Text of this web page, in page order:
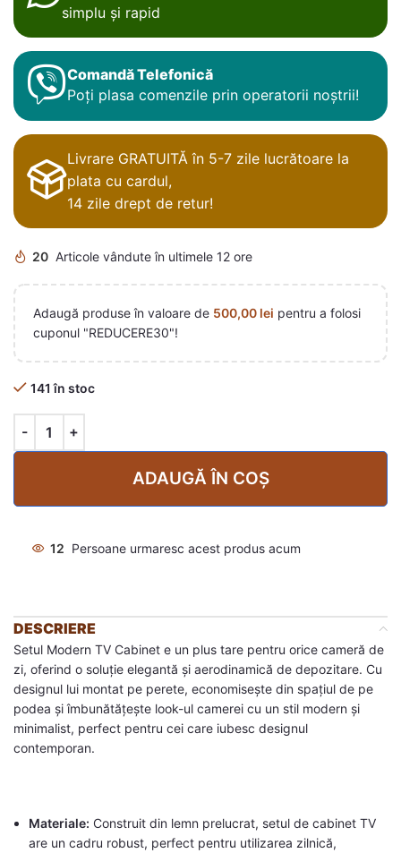
simplu și rapid
Comandă Telefonică
Poți plasa comenzile prin operatorii noștrii!
Livrare GRATUITĂ în 5-7 zile lucrătoare la
plata cu cardul,
14 zile drept de retur!
20 Articole vândute în ultimele 12 ore
Adaugă produse în valoare de 500,00 lei pentru a folosi
cuponul "REDUCERE30"!
141 în stoc
ADAUGĂ ÎN COȘ
12 Persoane urmaresc acest produs acum
DESCRIERE
Setul Modern TV Cabinet e un plus tare pentru orice cameră de
zi, oferind o soluție elegantă și aerodinamică de depozitare. Cu
designul lui montat pe perete, economisește din spațiul de pe
podea și îmbunătățește look-ul camerei cu un stil modern și
minimalist, perfect pentru cei care iubesc designul
contemporan.
Materiale: Construit din lemn prelucrat, setul de cabinet TV
are un cadru robust, perfect pentru utilizarea zilnică,